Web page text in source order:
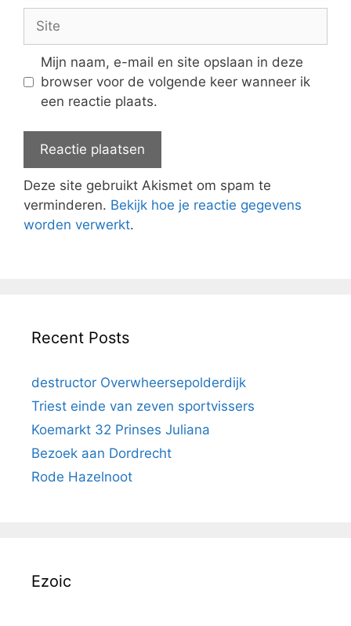
Mijn naam, e-mail en site opslaan in deze
browser voor de volgende keer wanneer ik
een reactie plaats.
Deze site gebruikt Akismet om spam te
verminderen. Bekijk hoe je reactie gegevens
worden verwerkt.
Recent Posts
destructor Overwheersepolderdijk
Triest einde van zeven sportvissers
Koemarkt 32 Prinses Juliana
Bezoek aan Dordrecht
Rode Hazelnoot
Ezoic